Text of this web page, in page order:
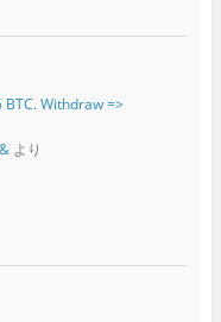
BTC. Withdraw =>
より